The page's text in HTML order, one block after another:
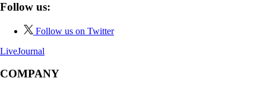
Follow us:
Follow us on Twitter
LiveJournal
COMPANY